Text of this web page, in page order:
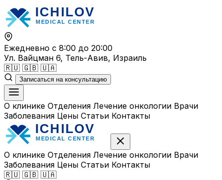
Перейти
к
содержимому
Ежедневно с 8:00 до 20:00
Ул. Вайцман 6, Тель-Авив, Израиль
🇷🇺 🇬🇧 🇺🇦
Записаться на консультацию
О клинике Отделения Лечение онкологии Врачи
Заболевания Цены Статьи Контакты
О клинике Отделения Лечение онкологии Врачи
Заболевания Цены Статьи Контакты
🇷🇺 🇬🇧 🇺🇦